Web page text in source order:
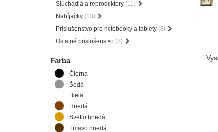
Slúchadlá a reproduktory (11)
Nabíjačky (13)
Príslušenstvo pre notebooky a tablety (8)
Ostatné príslušenstvo (8)
Farba
Čierna
Šedá
Biela
Hnedá
Svetlo hnedá
Tmavo hnedá